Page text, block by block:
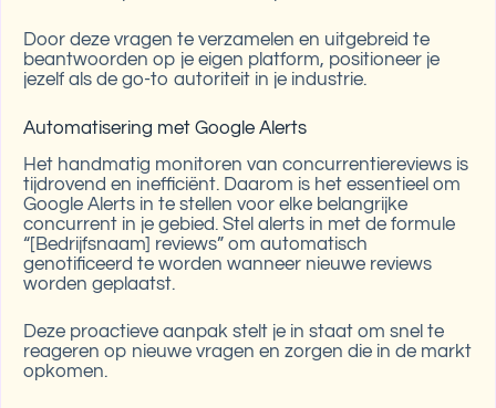
Door deze vragen te verzamelen en uitgebreid te
beantwoorden op je eigen platform, positioneer je
jezelf als de go-to autoriteit in je industrie.
Automatisering met Google Alerts
Het handmatig monitoren van concurrentiereviews is
tijdrovend en inefficiënt. Daarom is het essentieel om
Google Alerts in te stellen voor elke belangrijke
concurrent in je gebied. Stel alerts in met de formule
“[Bedrijfsnaam] reviews” om automatisch
genotificeerd te worden wanneer nieuwe reviews
worden geplaatst.
Deze proactieve aanpak stelt je in staat om snel te
reageren op nieuwe vragen en zorgen die in de markt
opkomen.